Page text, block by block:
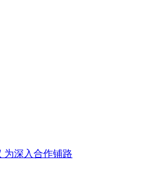
为深入合作铺路